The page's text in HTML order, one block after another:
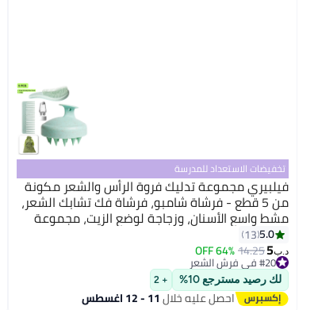
تخفيضات الاستعداد للمدرسة
فيلبيري مجموعة تدليك فروة الرأس والشعر مكونة
من 5 قطع - فرشاة شامبو، فرشاة فك تشابك الشعر،
مشط واسع الأسنان، وزجاجة لوضع الزيت، مجموعة
كاملة للعناية بالشعر
5.0
13
د.ب‏5
14.25
64% OFF #20 في فرش الشعر
تم بيع +10 مؤخرًا
#20 في فرش الشعر
لك رصيد مسترجع 10% + 2
احصل عليه خلال11 - 12 اغسطس